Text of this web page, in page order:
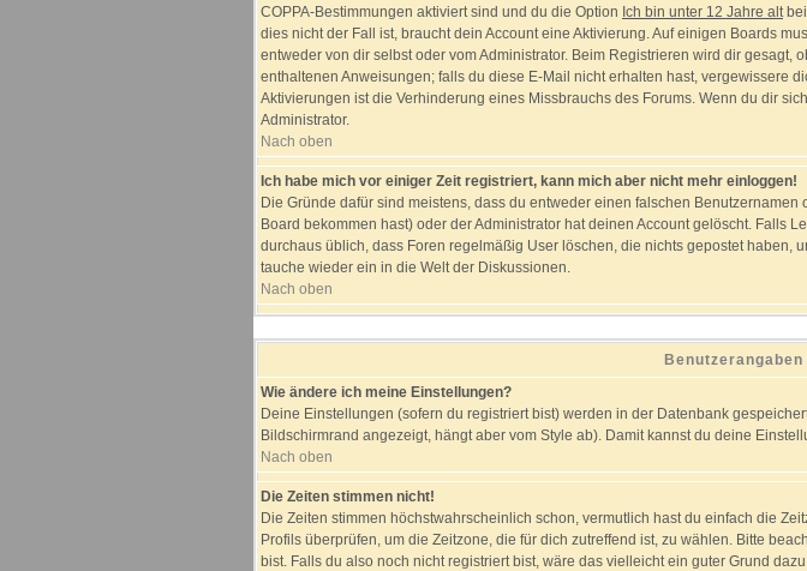
COPPA-Bestimmungen aktiviert sind und du die Option Ich bin unter 12 Jahre alt
dies nicht der Fall ist, braucht dein Account eine Aktivierung. Auf einigen Boards
entweder von dir selbst oder vom Administrator. Beim Registrieren wird dir
enthaltenen Anweisungen; falls du diese E-Mail nicht erhalten hast, vergewissere
Aktivierungen ist die Verhinderung eines Missbrauchs des Forums. Wenn du dir
Administrator.
Nach oben
Ich habe mich vor einiger Zeit registriert, kann mich aber nicht mehr einloggen!
Die Gründe dafür sind meistens, dass du entweder einen falschen
Board bekommen hast) oder der Administrator hat deinen Account gelöscht. Falls
durchaus üblich, dass Foren regelmäßig User löschen, die nichts gepostet haben,
tauche wieder ein in die Welt der Diskussionen.
Nach oben
Wie ändere ich meine Einstellungen?
Deine Einstellungen (sofern du registriert bist) werden in der Datenbank
Bildschirmrand angezeigt, hängt aber vom Style ab). Damit kannst du deine
Nach oben
Die Zeiten stimmen nicht!
Die Zeiten stimmen höchstwahrscheinlich schon, vermutlich hast du einfach die
Profils überprüfen, um die Zeitzone, die für dich zutreffend ist, zu wählen. Bitte
bist. Falls du also noch nicht registriert bist, wäre das vielleicht ein guter Grund